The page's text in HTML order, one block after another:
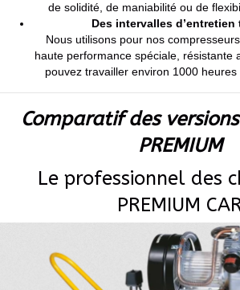
de solidité, de maniabilité ou de
Des intervalles
Nous utilisons pour nos
haute performance spéciale, résistante
pouvez travailler environ 1000
Comparatif des
PREMIUM
Le professionnel des
PREMIUM